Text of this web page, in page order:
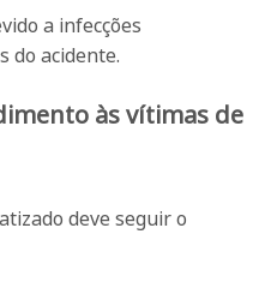
a infecções
do acidente.
às vítimas de
deve seguir o